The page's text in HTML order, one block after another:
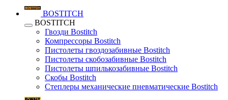
BOSTITCH
BOSTITCH
Гвозди Bostitch
Компрессоры Bostitch
Пистолеты гвоздозабивные Bostitch
Пистолеты скобозабивные Bostitch
Пистолеты шпилькозабивные Bostitch
Скобы Bostitch
Степлеры механические пневматические Bostitch